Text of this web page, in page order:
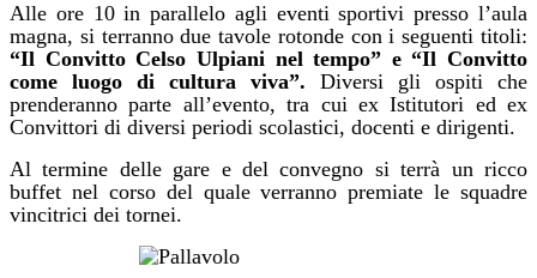
Alle ore 10 in parallelo agli eventi sportivi presso l’aula
magna, si terranno due tavole rotonde con i seguenti titoli:
“Il Convitto Celso Ulpiani nel tempo” e “Il Convitto
come luogo di cultura viva”. Diversi gli ospiti che
prenderanno parte all’evento, tra cui ex Istitutori ed ex
Convittori di diversi periodi scolastici, docenti e dirigenti.
Al termine delle gare e del convegno si terrà un ricco
buffet nel corso del quale verranno premiate le squadre
vincitrici dei tornei.